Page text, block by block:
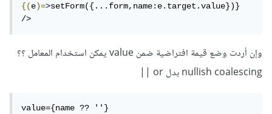
{(e)=>setForm({...form,name:e.target.value})}
/>
وإن أردت وضع قيمة افتراضية ضمن value يمكن استخدام المعامل ؟؟
nullish coalescing بدل or ||
value={name ?? ''}